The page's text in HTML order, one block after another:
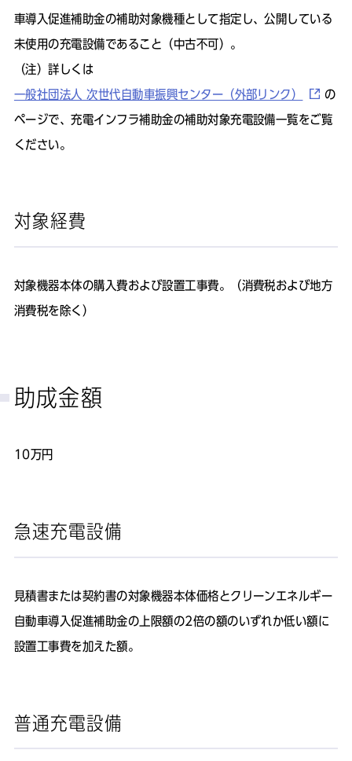
車導入促進補助金の補助対象機種として指定し、公開している
未使用の充電設備であること（中古不可）。
（注）詳しくは
一般社団法人 次世代自動車振興センター（外部リンク）
の
ページで、充電インフラ補助金の補助対象充電設備一覧をご覧
ください。
対象経費
対象機器本体の購入費および設置工事費。（消費税および地方
消費税を除く）
助成金額
10万円
急速充電設備
見積書または契約書の対象機器本体価格とクリーンエネルギー
自動車導入促進補助金の上限額の2倍の額のいずれか低い額に
設置工事費を加えた額。
普通充電設備